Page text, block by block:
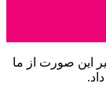
این صورت از ما